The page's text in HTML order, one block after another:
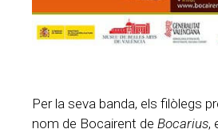
Per la seva banda, els filòlegs
nom de Bocairent de Bocarius,